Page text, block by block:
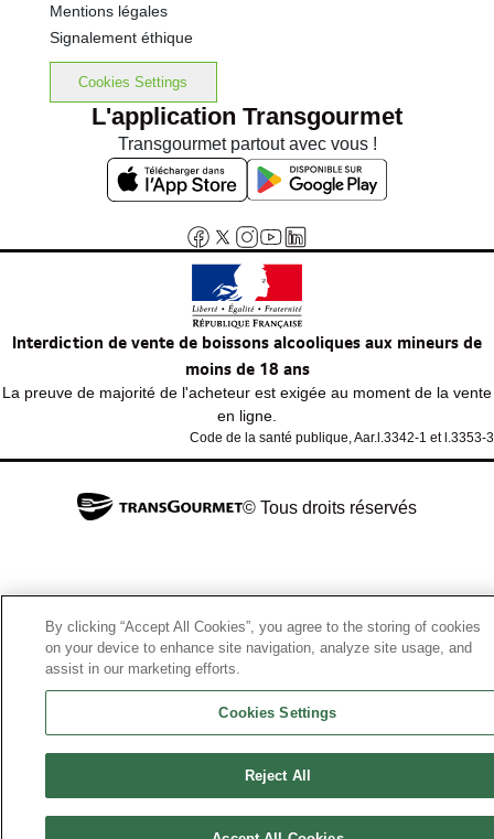
Mentions légales
Signalement éthique
Cookies Settings
L'application Transgourmet
Transgourmet partout avec vous !
Interdiction de vente de boissons alcooliques aux mineurs de
moins de 18 ans
La preuve de majorité de l'acheteur est exigée au moment de la vente
en ligne.
Code de la santé publique, Aar.l.3342-1 et l.3353-3
© Tous droits réservés
By clicking “Accept All Cookies”, you agree to the storing of cookies
on your device to enhance site navigation, analyze site usage, and
assist in our marketing efforts.
Cookies Settings
Reject All